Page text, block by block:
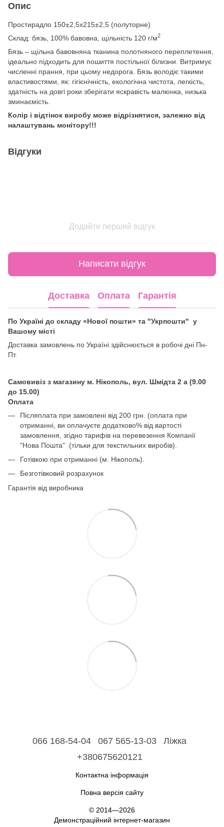
Опис
Простирадло 150±2,5х215±2,5 (полуторне)
Склад: бязь, 100% бавовна, щільність 120 г/м2
Бязь – щільна бавовняна тканина полотняного переплетення,
ідеально підходить для пошиття постільної білизни. Витримує
численні прання, при цьому недорога. Бязь володіє такими
властивостями, як: гігієнічність, екологічна чистота, легкість,
здатність на довгі роки зберігати яскравість малюнка, низька
зминаємість.
Колір і відтінок виробу може відрізнятися, залежно від
налаштувань монітору!!!
Відгуки
Додайте перший відгук
Написати відгук
Доставка Оплата Гарантія
По Україні до складу «Нової пошти» та "Укрпошти" у
Вашому місті
Доставка замовлень по Україні здійснюється в робочі дні Пн-
Пт.
Самовивіз з магазину м. Нікополь, вул. Шмідта 2 а (9.00
до 15.00)
Оплата
Післяплата при замовлені від 200 грн. (оплата при
отриманні, ви оплачуєте додатково% від вартості
замовлення, згідно тарифів на перевезення Компанії
"Нова Пошта" (тільки для текстильних виробів).
Готівкою при отриманні (м. Нікополь).
Безготівковий розрахунок
Гарантія від виробника
066 168-54-04 067 565-13-03
Ліжка
+380675620121
Контактна інформація
Повна версія сайту
© 2014—2026
Демонстраційний інтернет-магазин